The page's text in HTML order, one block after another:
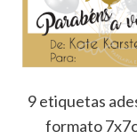
9 etiquetas
formato